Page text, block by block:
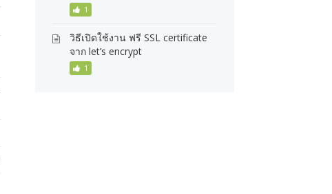
1
วิธีเปิดใช้งาน ฟรี SSL certificate
จาก let’s encrypt
1